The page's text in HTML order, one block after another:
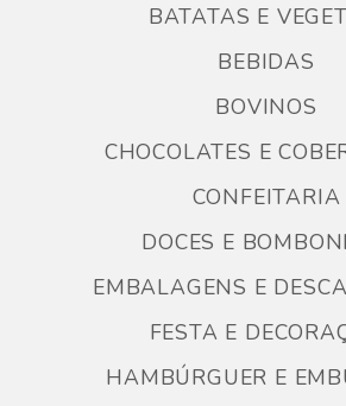
BATATAS E
BEBIDAS
BOVINOS
CHOCOLATES E
CONFEITARIA
DOCES E
EMBALAGENS E
FESTA E
HAMBÚRGUER E